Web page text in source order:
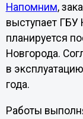
Напомним,
выступает ГБУ
планируется
Новгорода.
в
года.
Работы